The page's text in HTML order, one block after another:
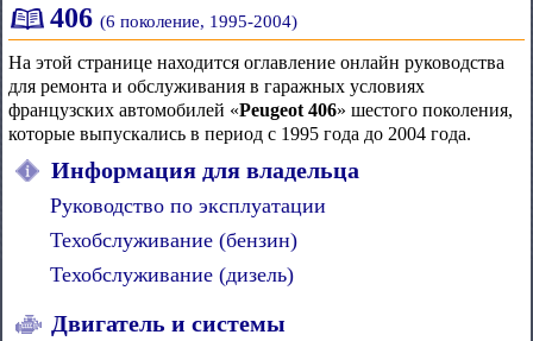
406 (6 поколение, 1995-2004)
На этой странице находится оглавление онлайн руководства
для ремонта и обслуживания в гаражных условиях
французских автомобилей «Peugeot 406» шестого поколения,
которые выпускались в период с 1995 года до 2004 года.
Информация для владельца
Руководство по эксплуатации
Техобслуживание (бензин)
Техобслуживание (дизель)
Двигатель и системы